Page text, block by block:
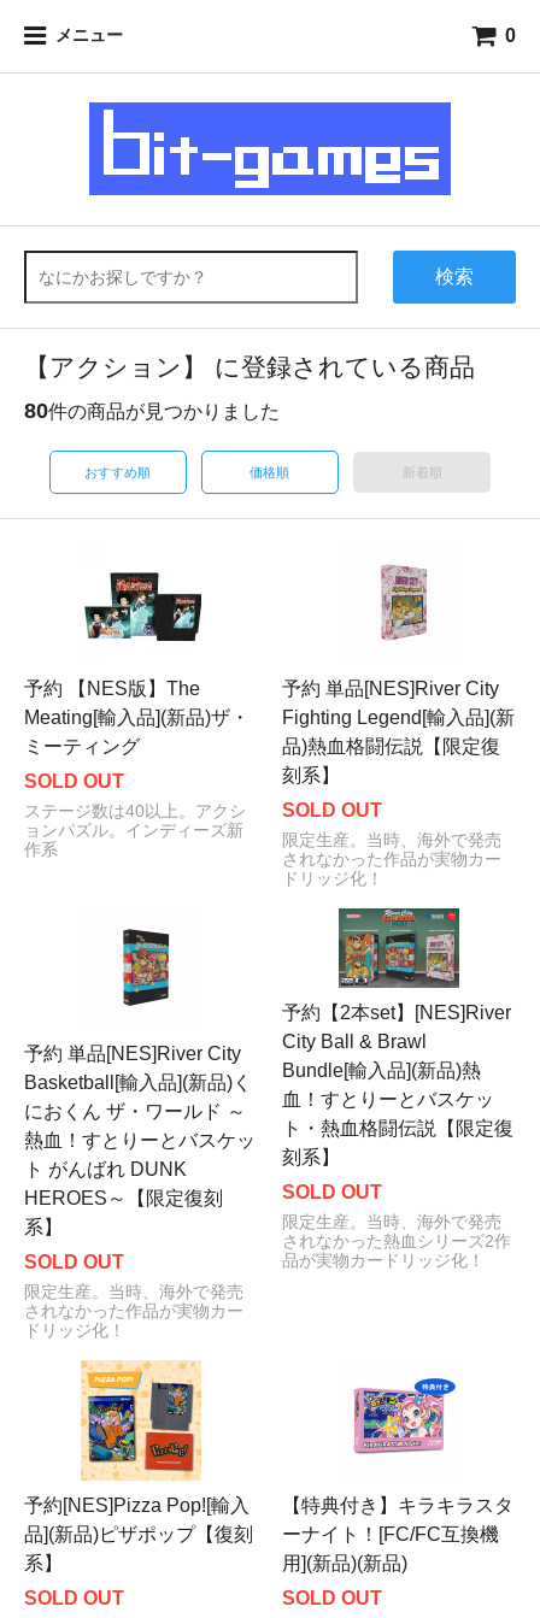
メニュー 0
検索
【アクション】 に登録されている商品
80件の商品が見つかりました
おすすめ順 価格順 新着順
予約 【NES版】The
Meating[輸入品](新品)ザ・
ミーティング
SOLD OUT
ステージ数は40以上。アクシ
ョンパズル。インディーズ新
作系
予約 単品[NES]River City
Fighting Legend[輸入品](新
品)熱血格闘伝説【限定復
刻系】
SOLD OUT
限定生産。当時、海外で発売
されなかった作品が実物カー
ドリッジ化！
予約 単品[NES]River City
Basketball[輸入品](新品)く
におくん ザ・ワールド ～
熱血！すとりーとバスケッ
ト がんばれ DUNK
HEROES～【限定復刻
系】
SOLD OUT
限定生産。当時、海外で発売
されなかった作品が実物カー
ドリッジ化！
予約【2本set】[NES]River
City Ball & Brawl
Bundle[輸入品](新品)熱
血！すとりーとバスケッ
ト・熱血格闘伝説【限定復
刻系】
SOLD OUT
限定生産。当時、海外で発売
されなかった熱血シリーズ2作
品が実物カードリッジ化！
予約[NES]Pizza Pop![輸入
品](新品)ピザポップ【復刻
系】
SOLD OUT
【特典付き】キラキラスタ
ーナイト！[FC/FC互換機
用](新品)(新品)
SOLD OUT